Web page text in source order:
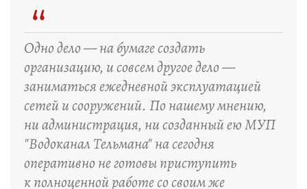
“
Одно дело — на бумаге создать
организацию, и совсем другое дело —
заниматься ежедневной эксплуатацией
сетей и сооружений. По нашему мнению,
ни администрация, ни созданный ею МУП
"Водоканал Тельмана" на сегодня
оперативно не готовы приступить
к полноценной работе со своим же